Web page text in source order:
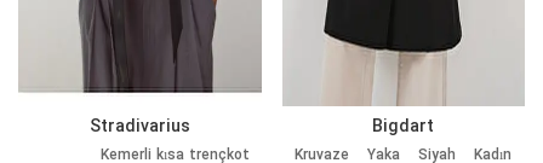
Bigdart
Kruvaze Yaka Siyah Kadın
Stradivarius
Kemerli kısa trençkot